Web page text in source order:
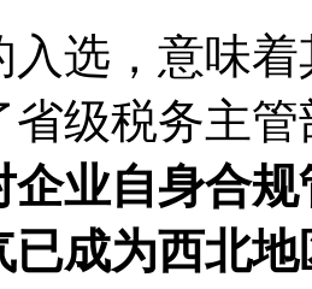
入选，意味
省级税务主
企业自身合
已成为西北